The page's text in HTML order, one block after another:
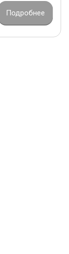
Подробнее